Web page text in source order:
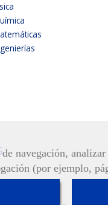
navegación,
(por ejemplo,